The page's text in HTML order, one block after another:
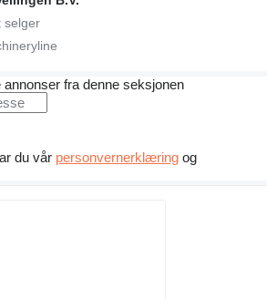
fra denne seksjonen
du vår personvernerklæring og